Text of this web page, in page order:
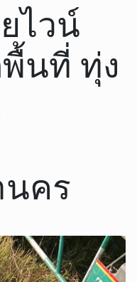
ไวน์
นที่ ทุ่ง
นคร